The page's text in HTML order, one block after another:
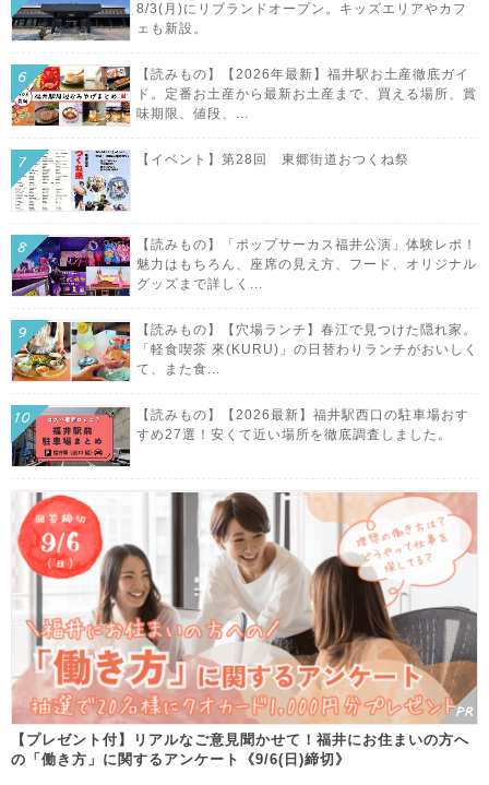
8/3(月)にリブランドオープン。キッズエリアやカフ
ェも新設。
【読みもの】【2026年最新】福井駅お土産徹底ガイ
ド。定番お土産から最新お土産まで、買える場所、賞
味期限、値段、...
【イベント】第28回 東郷街道おつくね祭
【読みもの】「ポップサーカス福井公演」体験レポ！
魅力はもちろん、座席の見え方、フード、オリジナル
グッズまで詳しく...
【読みもの】【穴場ランチ】春江で見つけた隠れ家。
「軽食喫茶 來(KURU)」の日替わりランチがおいしく
て、また食...
【読みもの】【2026最新】福井駅西口の駐車場おす
すめ27選！安くて近い場所を徹底調査しました。
【プレゼント付】リアルなご意見聞かせて！福井にお住まいの方へ
の「働き方」に関するアンケート《9/6(日)締切》